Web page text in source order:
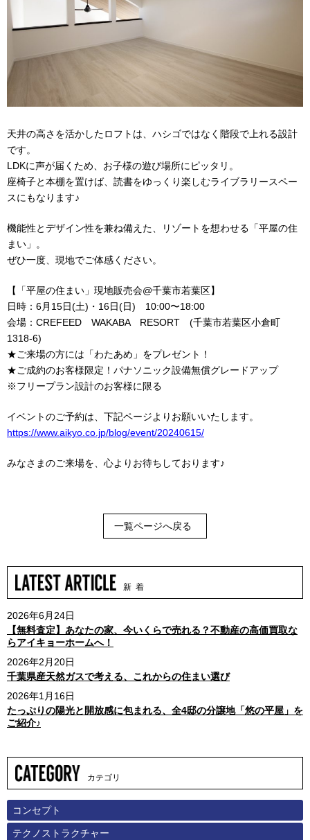
天井の高さを活かしたロフトは、ハシゴではなく階段で上れる設計
です。
LDKに声が届くため、お子様の遊び場所にピッタリ。
座椅子と本棚を置けば、読書をゆっくり楽しむライブラリースペー
スにもなります♪
機能性とデザイン性を兼ね備えた、リゾートを想わせる「平屋の住
まい」。
ぜひ一度、現地でご体感ください。
【「平屋の住まい」現地販売会@千葉市若葉区】
日時：6月15日(土)・16日(日) 10:00〜18:00
会場：CREFEED WAKABA RESORT (千葉市若葉区小倉町
1318-6)
★ご来場の方には「わたあめ」をプレゼント！
★ご成約のお客様限定！パナソニック設備無償グレードアップ
※フリープラン設計のお客様に限る
イベントのご予約は、下記ページよりお願いいたします。
https://www.aikyo.co.jp/blog/event/20240615/
みなさまのご来場を、心よりお待ちしております♪
一覧ページへ戻る
新 着
2026年6月24日
【無料査定】あなたの家、今いくらで売れる？不動産の高価買取な
らアイキョーホームへ！
2026年2月20日
千葉県産天然ガスで考える、これからの住まい選び
2026年1月16日
たっぷりの陽光と開放感に包まれる、全4邸の分譲地「悠の平屋」を
ご紹介♪
カテゴリ
コンセプト
テクノストラクチャー